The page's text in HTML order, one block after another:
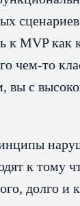
сценариев
к MVP как
чем-то
вы с
к тому
долго и